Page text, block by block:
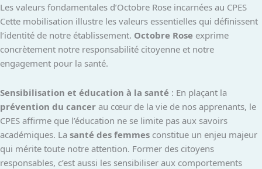
Les valeurs fondamentales d’Octobre Rose incarnées au CPES
Cette mobilisation illustre les valeurs essentielles qui définissent
l’identité de notre établissement. Octobre Rose exprime
concrètement notre responsabilité citoyenne et notre
engagement pour la santé.
Sensibilisation et éducation à la santé : En plaçant la
prévention du cancer au cœur de la vie de nos apprenants, le
CPES affirme que l’éducation ne se limite pas aux savoirs
académiques. La santé des femmes constitue un enjeu majeur
qui mérite toute notre attention. Former des citoyens
responsables, c’est aussi les sensibiliser aux comportements